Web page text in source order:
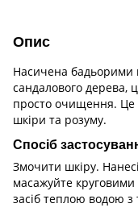
Опис
Насичена бадьорими
сандалового дерева,
просто очищення. Це
шкіри та розуму.
Спосіб
Змочити шкіру.
масажуйте
засіб теплою водою з